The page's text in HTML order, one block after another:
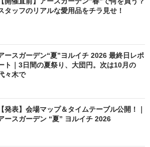
タッフのリアルな愛用品をチラ見せ！
ースガーデン“夏”ヨルイチ 2026 最終日レポ
ト｜3日間の夏祭り、大団円。次は10月の
々木で
【発表】会場マップ＆タイムテーブル公開！｜
ースガーデン “夏” ヨルイチ 2026